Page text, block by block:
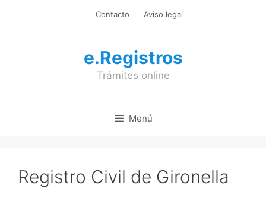
Contacto Aviso legal
e.Registros
Trámites online
Menú
Registro Civil de Gironella